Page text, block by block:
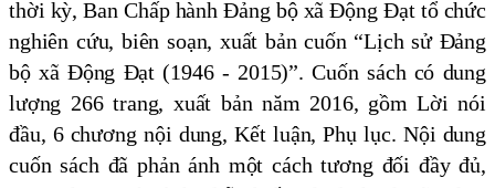
thời kỳ, Ban Chấp hành Đảng bộ xã Động Đạt tổ chức
nghiên cứu, biên soạn, xuất bản cuốn “Lịch sử Đảng
bộ xã Động Đạt (1946 - 2015)”. Cuốn sách có dung
lượng 266 trang, xuất bản năm 2016, gồm Lời nói
đầu, 6 chương nội dung, Kết luận, Phụ lục. Nội dung
cuốn sách đã phản ánh một cách tương đối đầy đủ,